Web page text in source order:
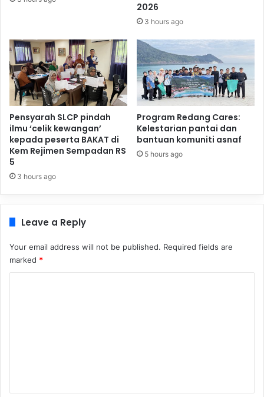
2026
3 hours ago
Pensyarah SLCP pindah
ilmu ‘celik kewangan’
kepada peserta BAKAT di
Kem Rejimen Sempadan RS
5
3 hours ago
Program Redang Cares:
Kelestarian pantai dan
bantuan komuniti asnaf
5 hours ago
Leave a Reply
Your email address will not be published. Required fields are
marked *